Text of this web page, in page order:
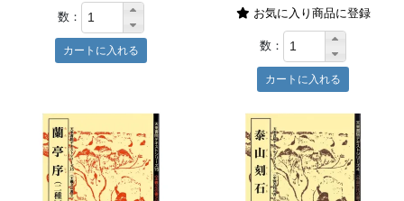
数： お気に入り商品に登録
数：